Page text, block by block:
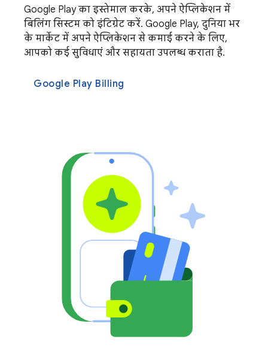
Google Play का इस्तेमाल करके, अपने ऐप्लिकेशन में
बिलिंग सिस्टम को इंटिग्रेट करें. Google Play, दुनिया भर
के मार्केट में अपने ऐप्लिकेशन से कमाई करने के लिए,
आपको कई सुविधाएं और सहायता उपलब्ध कराता है.
Google Play Billing